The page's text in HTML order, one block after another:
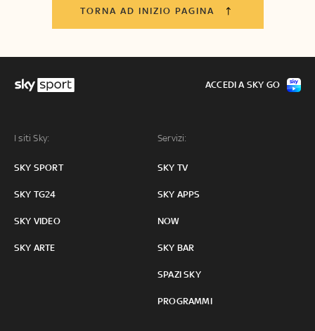
TORNA AD INIZIO PAGINA
I siti Sky:
SKY SPORT
SKY TG24
SKY VIDEO
SKY ARTE
Servizi:
SKY TV
SKY APPS
NOW
SKY BAR
SPAZI SKY
PROGRAMMI
ACCEDI A SKY GO